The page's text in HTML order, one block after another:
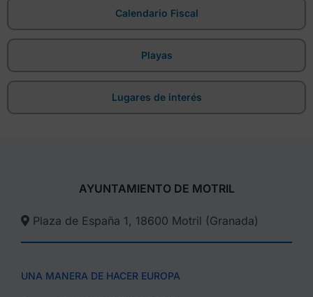
Calendario Fiscal
Playas
Lugares de interés
AYUNTAMIENTO DE MOTRIL
Plaza de España 1, 18600 Motril (Granada)​
UNA MANERA DE HACER EUROPA